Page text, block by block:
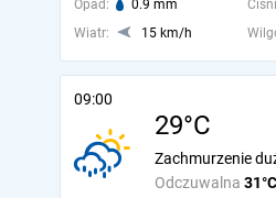
Opad: 0.9 mm
Wiatr:
15 km/h
09:00
29°C
Odczuwalna 31°C
Zachmurzenie